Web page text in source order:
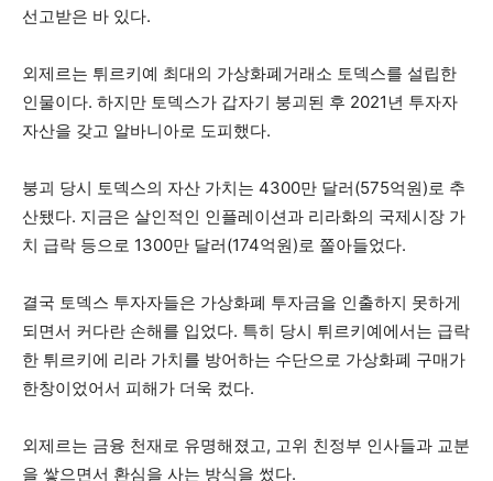
선고받은 바 있다.
외제르는 튀르키예 최대의 가상화폐거래소 토덱스를 설립한
인물이다. 하지만 토덱스가 갑자기 붕괴된 후 2021년 투자자
자산을 갖고 알바니아로 도피했다.
붕괴 당시 토덱스의 자산 가치는 4300만 달러(575억원)로 추
산됐다. 지금은 살인적인 인플레이션과 리라화의 국제시장 가
치 급락 등으로 1300만 달러(174억원)로 쫄아들었다.
결국 토덱스 투자자들은 가상화폐 투자금을 인출하지 못하게
되면서 커다란 손해를 입었다. 특히 당시 튀르키예에서는 급락
한 튀르키에 리라 가치를 방어하는 수단으로 가상화폐 구매가
한창이었어서 피해가 더욱 컸다.
외제르는 금융 천재로 유명해졌고, 고위 친정부 인사들과 교분
을 쌓으면서 환심을 사는 방식을 썼다.